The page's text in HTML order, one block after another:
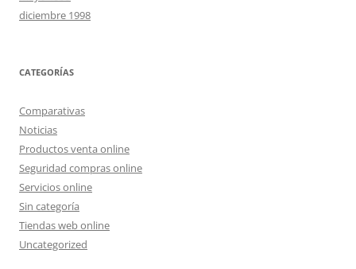
diciembre 1998
CATEGORÍAS
Comparativas
Noticias
Productos venta online
Seguridad compras online
Servicios online
Sin categoría
Tiendas web online
Uncategorized